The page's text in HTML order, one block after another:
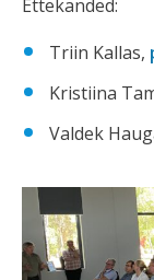
Ettekanded:
Triin Kallas,
Kristiina
Valdek